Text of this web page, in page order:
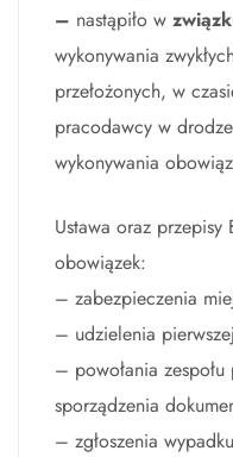
– nastąpiło w
wykonywania
przełożonych, w
pracodawcy w
wykonywania
Ustawa oraz przepisy
obowiązek:
– zabezpieczenia
– udzielenia
– powołania
sporządzenia
– zgłoszenia